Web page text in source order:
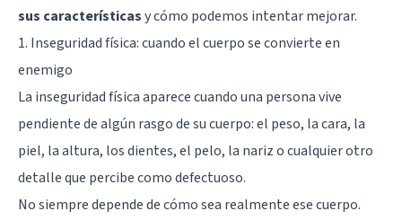
sus característicasy cómo podemos intentar mejorar.
1. Inseguridad física: cuando el cuerpo se convierte en
enemigo
La inseguridad física aparece cuando una persona vive
pendiente de algún rasgo de su cuerpo: el peso, la cara, la
piel, la altura, los dientes, el pelo, la nariz o cualquier otro
detalle que percibe como defectuoso.
No siempre depende de cómo sea realmente ese cuerpo.